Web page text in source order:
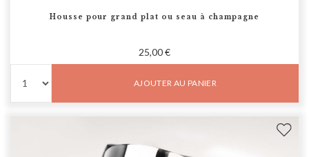
Housse pour grand plat ou seau à champagne
25,00 €
AJOUTER AU PANIER